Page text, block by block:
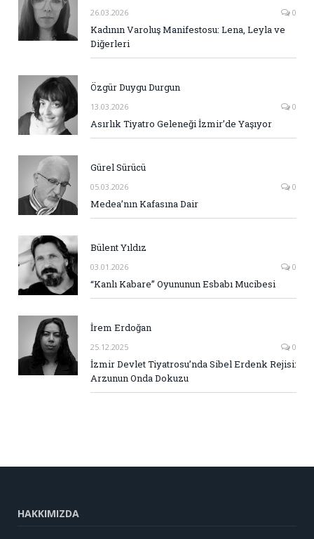
26.03.2026 0
Kadının Varoluş Manifestosu: Lena, Leyla ve
Diğerleri
Özgür Duygu Durgun
13.03.2026 0
Asırlık Tiyatro Geleneği İzmir’de Yaşıyor
Gürel Sürücü
05.03.2026 0
Medea’nın Kafasına Dair
Bülent Yıldız
03.01.2026 0
“Kanlı Kabare” Oyununun Esbabı Mucibesi
İrem Erdoğan
25.12.2025 0
İzmir Devlet Tiyatrosu’nda Sibel Erdenk Rejisi:
Arzunun Onda Dokuzu
HAKKIMIZDA